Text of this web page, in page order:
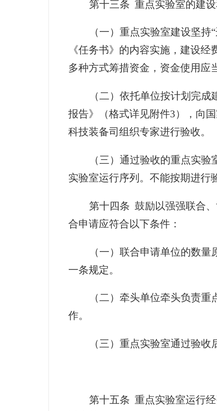
第十三条 重点实验室的建
（一）重点实验室建设坚持
《任务书》的内容实施，建设
多种方式筹措资金，资金使用应
（二）依托单位按计划完
报告》（格式详见附件3），向
科技装备司组织专家进行验收。
（三）通过验收的重点实
实验室运行序列。不能按期进行
第十四条 鼓励以强强联合
合申请应符合以下条件：
（一）联合申请单位的数量
一条规定。
（二）牵头单位牵头负责
作。
（三）重点实验室通过验
第十五条 重点实验室运行